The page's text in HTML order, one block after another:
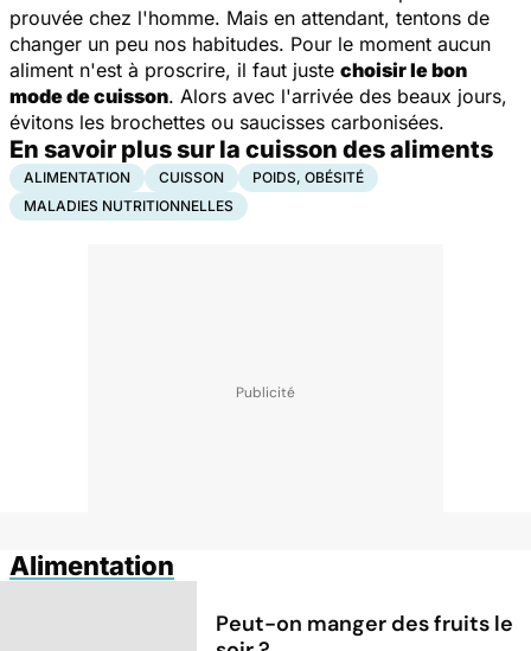
prouvée chez l'homme. Mais en attendant, tentons de
changer un peu nos habitudes. Pour le moment aucun
aliment n'est à proscrire, il faut juste choisir le bon
mode de cuisson. Alors avec l'arrivée des beaux jours,
évitons les brochettes ou saucisses carbonisées.
En savoir plus sur la cuisson des aliments
ALIMENTATION CUISSON
POIDS, OBÉSITÉ
MALADIES NUTRITIONNELLES
Alimentation
Peut-on manger des fruits le